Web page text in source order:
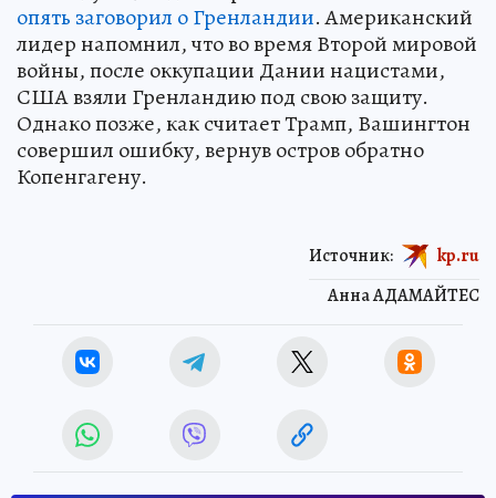
опять заговорил о Гренландии. Американский
лидер напомнил, что во время Второй мировой
войны, после оккупации Дании нацистами,
США взяли Гренландию под свою защиту.
Однако позже, как считает Трамп, Вашингтон
совершил ошибку, вернув остров обратно
Копенгагену.
Анна АДАМАЙТЕС
Источник: kp.ru